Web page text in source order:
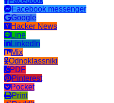
Facebook messenger
Google
Hacker News
Line
LinkedIn
Mix
Odnoklassniki
PDF
Pinterest
Pocket
Print